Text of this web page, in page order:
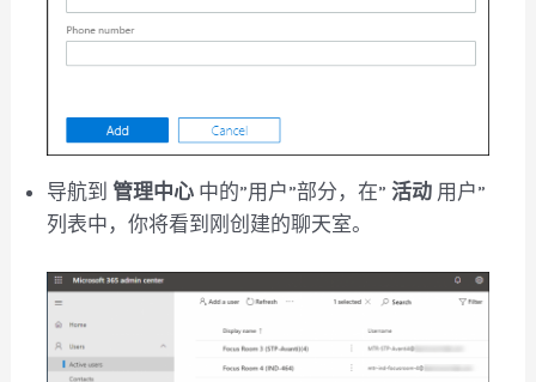
导航到管理中心 中的”用户”部分，在”活动 用户”
列表中，你将看到刚创建的聊天室。